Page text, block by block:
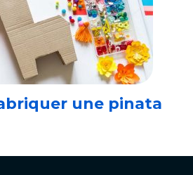
une pinata